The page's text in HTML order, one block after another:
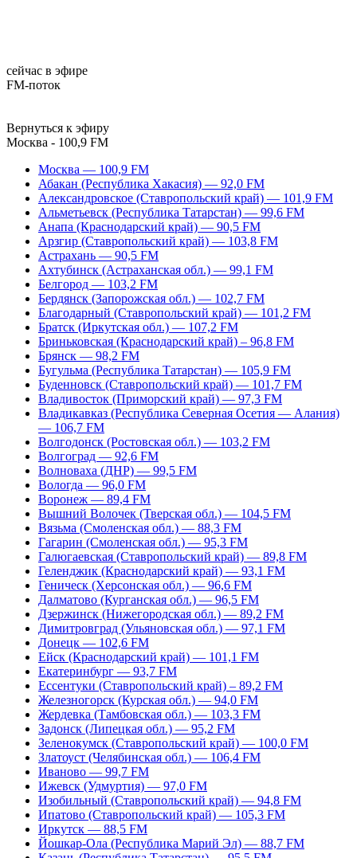
сейчас в эфире
FM-поток
Вернуться к эфиру
Москва - 100,9 FM
Москва — 100,9 FM
Абакан (Республика Хакасия) — 92,0 FM
Александровское (Ставропольский край) — 101,9 FM
Альметьевск (Республика Татарстан) — 99,6 FM
Анапа (Краснодарский край) — 90,5 FM
Арзгир (Ставропольский край) — 103,8 FM
Астрахань — 90,5 FM
Ахтубинск (Астраханская обл.) — 99,1 FM
Белгород — 103,2 FM
Бердянск (Запорожская обл.) — 102,7 FM
Благодарный (Ставропольский край) — 101,2 FM
Братск (Иркутская обл.) — 107,2 FM
Бриньковская (Краснодарский край) – 96,8 FM
Брянск — 98,2 FM
Бугульма (Республика Татарстан) — 105,9 FM
Буденновск (Ставропольский край) — 101,7 FM
Владивосток (Приморский край) — 97,3 FM
Владикавказ (Республика Северная Осетия — Алания)
— 106,7 FM
Волгодонск (Ростовская обл.) — 103,2 FM
Волгоград — 92,6 FM
Волноваха (ДНР) — 99,5 FM
Вологда — 96,0 FM
Воронеж — 89,4 FM
Вышний Волочек (Тверская обл.) — 104,5 FM
Вязьма (Смоленская обл.) — 88,3 FM
Гагарин (Смоленская обл.) — 95,3 FM
Галюгаевская (Ставропольский край) — 89,8 FM
Геленджик (Краснодарский край) — 93,1 FM
Геническ (Херсонская обл.) — 96,6 FM
Далматово (Курганская обл.) — 96,5 FM
Дзержинск (Нижегородская обл.) — 89,2 FM
Димитровград (Ульяновская обл.) — 97,1 FM
Донецк — 102,6 FM
Ейск (Краснодарский край) — 101,1 FM
Екатеринбург — 93,7 FM
Ессентуки (Ставропольский край) – 89,2 FM
Железногорск (Курская обл.) — 94,0 FM
Жердевка (Тамбовская обл.) — 103,3 FM
Задонск (Липецкая обл.) — 95,2 FM
Зеленокумск (Ставропольский край) — 100,0 FM
Златоуст (Челябинская обл.) — 106,4 FM
Иваново — 99,7 FM
Ижевск (Удмуртия) — 97,0 FM
Изобильный (Ставропольский край) — 94,8 FM
Ипатово (Ставропольский край) — 105,3 FM
Иркутск — 88,5 FM
Йошкар-Ола (Республика Марий Эл) — 88,7 FM